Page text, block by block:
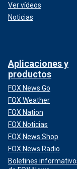
Ver vídeos
Noticias
Aplicaciones y
productos
FOX News Go
FOX Weather
FOX Nation
FOX Noticias
FOX News Shop
FOX News Radio
Boletines